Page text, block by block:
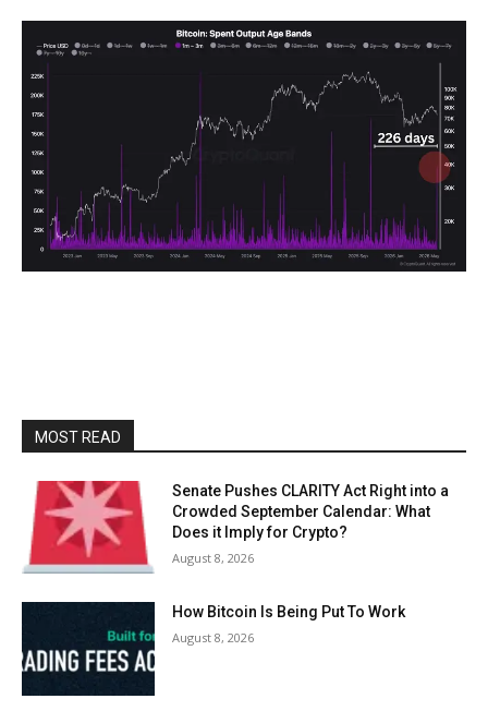
MOST READ
Senate Pushes CLARITY Act Right into a
Crowded September Calendar: What
Does it Imply for Crypto?
August 8, 2026
How Bitcoin Is Being Put To Work
August 8, 2026